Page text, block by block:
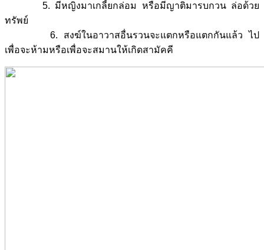
5. มีหญิงมาเกลี้ยกล่อม หรือมีญาติมารบกวน ล่อด้วย
ทรัพย์
6. สงฆ์ในอาวาสอื่นรวนจะแตกหรือแตกกันแล้ว ไป
เพื่อจะห้ามหรือเพื่อจะสมานให้เกิดสามัคคี